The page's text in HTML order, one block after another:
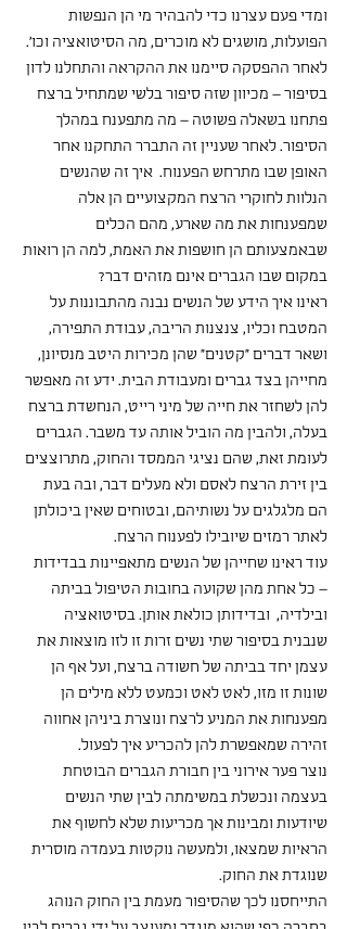
ומדי פעם עצרנו כדי להבהיר מי הן הנפשות
הפועלות, מושגים לא מוכרים, מה הסיטואציה וכו'.
לאחר ההפסקה סיימנו את ההקראה והתחלנו לדון
בסיפור – מכיוון שזה סיפור בלשי שמתחיל ברצח
פתחנו בשאלה פשוטה – מה מתפענח במהלך
הסיפור. לאחר שעניין זה התברר התחקנו אחר
האופן שבו מתרחש הפענוח.  איך זה שהנשים
הנלוות לחוקרי הרצח המקצועיים הן אלה
שמפענחות את מה שארע, מהם הכלים
שבאמצעותם הן חושפות את האמת, למה הן רואות
במקום שבו הגברים אינם מזהים דבר?
ראינו איך הידע של הנשים נבנה מהתבוננות על
המטבח וכליו, צנצנות הריבה, עבודת התפירה,
ושאר דברים "קטנים" שהן מכירות היטב מנסיונן,
מחייהן בצד גברים ומעבודת הבית. ידע זה מאפשר
להן לשחזר את חייה של מיני רייט, הנחשדת ברצח
בעלה, ולהבין מה הוביל אותה עד משבר. הגברים
לעומת זאת, שהם נציגי הממסד והחוק, מתרוצצים
בין זירת הרצח לאסם ולא מעלים דבר, ובה בעת
הם מלגלגים על נשותיהם, ובטוחים שאין ביכולתן
לאתר רמזים שיובילו לפענוח הרצח.
עוד ראינו שחייהן של הנשים מתאפיינות בבדידות
– כל אחת מהן שקועה בחובות הטיפול בביתה
ובילדיה,  ובדידותן כולאת אותן. בסיטואציה
שנבנית בסיפור שתי נשים זרות זו לזו מוצאות את
עצמן יחד בביתה של חשודה ברצח, ועל אף הן
שונות זו מזו, לאט לאט וכמעט ללא מילים הן
מפענחות את המניע לרצח ונוצרת ביניהן אחווה
זהירה שמאפשרת להן להכריע איך לפעול.
נוצר פער אירוני בין חבורת הגברים הבוטחת
בעצמה ונכשלת במשימתה לבין שתי הנשים
שיודעות ומבינות אך מכריעות שלא לחשוף את
הראיות שמצאו, ולמעשה נוקטות בעמדה מוסרית
שנוגדת את החוק.
התייחסנו לכך שהסיפור מעמת בין החוק הנוהג